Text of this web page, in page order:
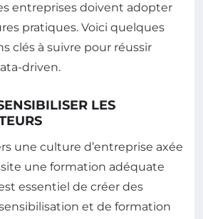
entreprises doivent adopter
pratiques. Voici quelques
clés à suivre pour réussir
driven.
LES
une culture d’entreprise axée
une formation adéquate
essentiel de créer des
et de formation